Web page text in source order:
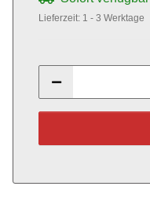
Lieferzeit: 1 - 3 Werktage